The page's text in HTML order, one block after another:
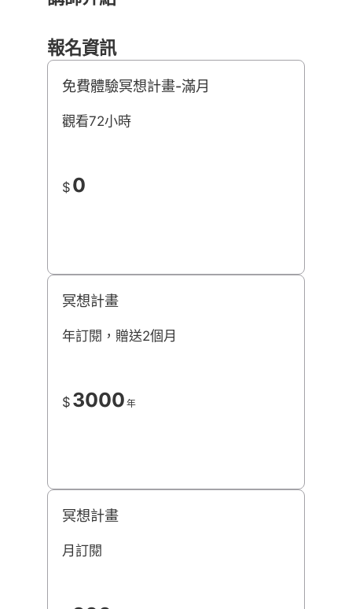
報名資訊
免費體驗冥想計畫-滿月
觀看72小時
$ 0
冥想計畫
年訂閱，贈送2個月
$ 3000 年
冥想計畫
月訂閱